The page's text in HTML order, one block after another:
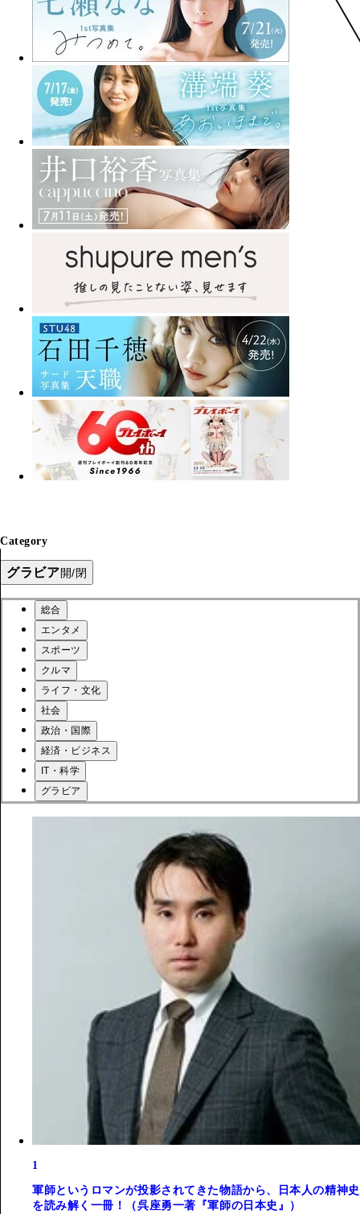
Category
グラビア開/閉
総合
エンタメ
スポーツ
クルマ
ライフ・文化
社会
政治・国際
経済・ビジネス
IT・科学
グラビア
1
軍師というロマンが投影されてきた物語から、日本人の精神史
を読み解く一冊！（呉座勇一著『軍師の日本史』）